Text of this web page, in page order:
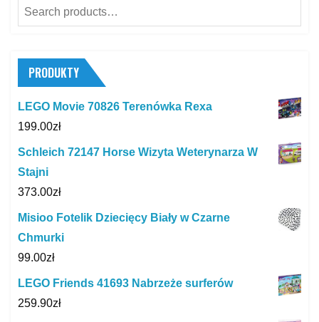
Search
for:
PRODUKTY
LEGO Movie 70826 Terenówka Rexa
199.00zł
Schleich 72147 Horse Wizyta Weterynarza W
Stajni
373.00zł
Misioo Fotelik Dziecięcy Biały w Czarne
Chmurki
99.00zł
LEGO Friends 41693 Nabrzeże surferów
259.90zł